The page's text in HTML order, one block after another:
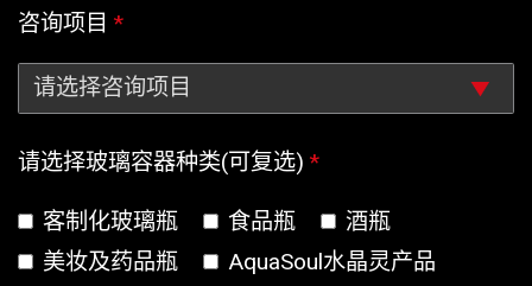
咨询项目 *
请选择玻璃容器种类(可复选) *
客制化玻璃瓶 食品瓶
酒瓶
美妆及药品瓶
AquaSoul水晶灵产品